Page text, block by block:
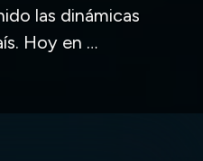
las dinámicas
Hoy en …